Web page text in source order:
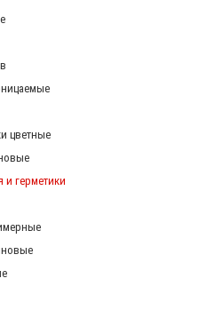
цветные
и герметики